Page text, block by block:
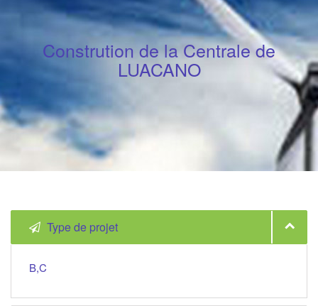
Constrution de la Centrale de
LUACANO
Type de projet
B,C